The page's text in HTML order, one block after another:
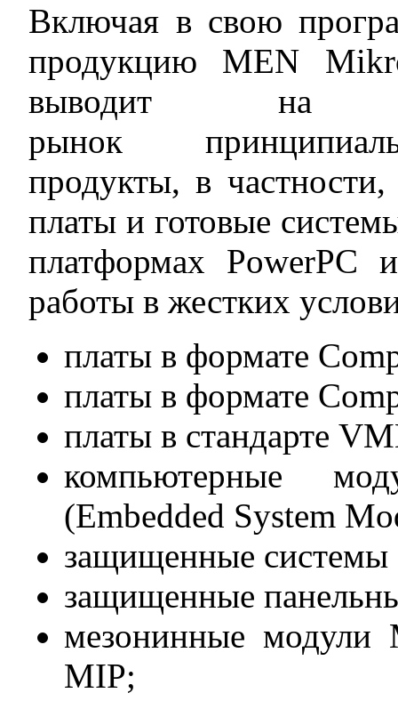
Включая в свою
продукцию MEN
выводит на
рынок
продукты, в
платы и готовые
платформах PowerPC
работы в жестких
платы в формате
платы в формате
платы в стандарте
компьютерные
(Embedded System
защищенные
защищенные
мезонинные
MIP;